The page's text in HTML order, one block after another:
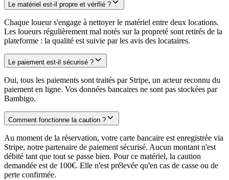
Le matériel est-il propre et vérifié ?
Chaque loueur s'engage à nettoyer le matériel entre deux locations.
Les loueurs régulièrement mal notés sur la propreté sont retirés de la
plateforme : la qualité est suivie par les avis des locataires.
Le paiement est-il sécurisé ?
Oui, tous les paiements sont traités par Stripe, un acteur reconnu du
paiement en ligne. Vos données bancaires ne sont pas stockées par
Bambigo.
Comment fonctionne la caution ?
Au moment de la réservation, votre carte bancaire est enregistrée via
Stripe, notre partenaire de paiement sécurisé. Aucun montant n'est
débité tant que tout se passe bien. Pour ce matériel, la caution
demandée est de 100€. Elle n'est prélevée qu'en cas de casse ou de
perte confirmée.